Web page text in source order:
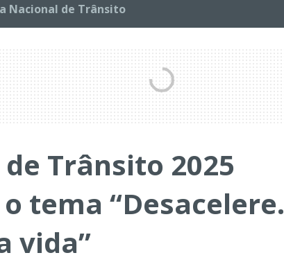
Nacional de Trânsito
Trânsito 2025
tema “Desacelere.
vida”